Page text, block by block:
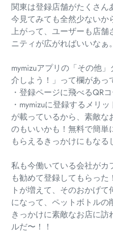
関東は登録店舗がたくさん
今見てみても全然少ないか
上がって、ユーザーも店舗
ニティが広がればいいなぁ。
mymizuアプリの「その他
介しよう！」って欄があっ
・登録ページに飛べるQR
・mymizuに登録するメリッ
が載っているから、素敵な
のもいいかも！無料で簡単
もらえるきっかけにもなる
私も今働いている会社がカ
も勧めて登録してもらった！
トが増えて、そのおかげ
になって、ペットボトルの
きっかけに素敵なお店に訪
ルだ〜！！